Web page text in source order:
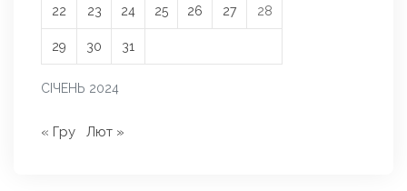
СІЧЕНЬ 2024
22 23 24 25 26 27 28
29 30 31
« Гру Лют »